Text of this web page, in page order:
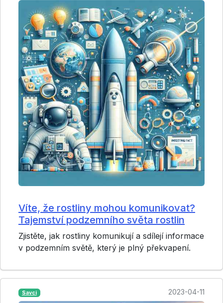
Víte, že rostliny mohou komunikovat?
Tajemství podzemního světa rostlin
Zjistěte, jak rostliny komunikují a sdílejí informace
v podzemním světě, který je plný překvapení.
Savci 2023-04-11